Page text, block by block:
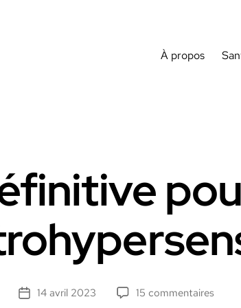
À propos
Date14 avril 2023 15 commentairessur